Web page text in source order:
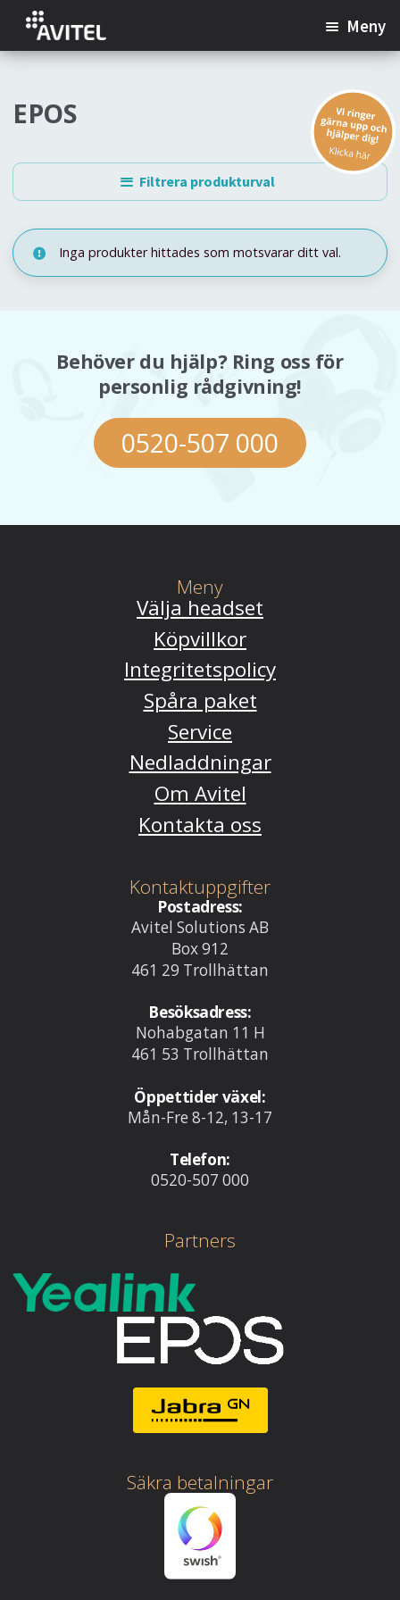
Hoppa
till
navigering
Hoppa
till
innehåll
Meny
Webbkameror
Hörselhjälpmedel
Kundservice
EPOS
Filtrera produkturval
Inga produkter hittades som motsvarar ditt val.
Behöver du hjälp? Ring oss för
personlig rådgivning!
0520-507 000
Meny
Välja headset
Köpvillkor
Integritetspolicy
Spåra paket
Service
Nedladdningar
Om Avitel
Kontakta oss
Kontaktuppgifter
Postadress:
Avitel Solutions AB
Box 912
461 29 Trollhättan
Besöksadress:
Nohabgatan 11 H
461 53 Trollhättan
Öppettider växel:
Mån-Fre 8-12, 13-17
Telefon:
0520-507 000
Partners
Säkra betalningar